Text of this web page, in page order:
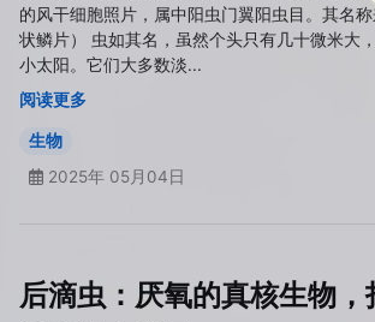
的风干细胞照片，属中阳虫门翼阳虫目。其名
状鳞片） 虫如其名，虽然个头只有几十微米大
小太阳。它们大多数淡...
阅读更多
生物
2025年 05月04日
后滴虫：厌氧的真核生物，